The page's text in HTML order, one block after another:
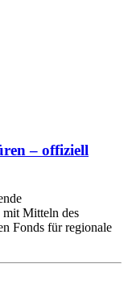
– offiziell
mit Mitteln des
Fonds für regionale